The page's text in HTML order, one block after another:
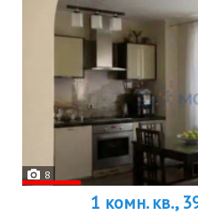
8
1 комн. кв.,